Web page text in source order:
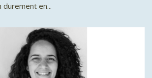
en...